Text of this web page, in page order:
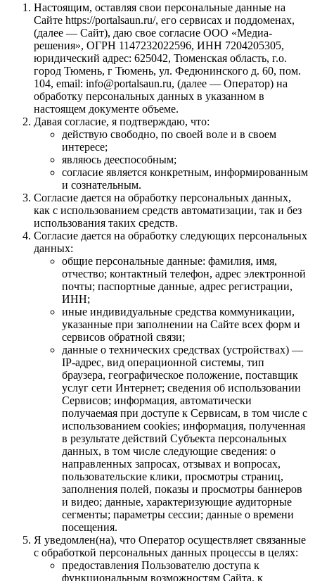
Настоящим, оставляя свои персональные данные на
Сайте https://portalsaun.ru/, его сервисах и поддоменах,
(далее — Сайт), даю свое согласие ООО «Медиа-
решения», ОГРН 1147232022596, ИНН 7204205305,
юридический адрес: 625042, Тюменская область, г.о.
город Тюмень, г Тюмень, ул. Федюнинского д. 60, пом.
104, email: info@portalsaun.ru, (далее — Оператор) на
обработку персональных данных в указанном в
настоящем документе объеме.
Давая согласие, я подтверждаю, что:
действую свободно, по своей воле и в своем
интересе;
являюсь дееспособным;
согласие является конкретным, информированным
и сознательным.
Согласие дается на обработку персональных данных,
как с использованием средств автоматизации, так и без
использования таких средств.
Согласие дается на обработку следующих персональных
данных:
общие персональные данные: фамилия, имя,
отчество; контактный телефон, адрес электронной
почты; паспортные данные, адрес регистрации,
ИНН;
иные индивидуальные средства коммуникации,
указанные при заполнении на Сайте всех форм и
сервисов обратной связи;
данные о технических средствах (устройствах) —
IP-адрес, вид операционной системы, тип
браузера, географическое положение, поставщик
услуг сети Интернет; сведения об использовании
Сервисов; информация, автоматически
получаемая при доступе к Сервисам, в том числе с
использованием cookies; информация, полученная
в результате действий Субъекта персональных
данных, в том числе следующие сведения: о
направленных запросах, отзывах и вопросах,
пользовательские клики, просмотры страниц,
заполнения полей, показы и просмотры баннеров
и видео; данные, характеризующие аудиторные
сегменты; параметры сессии; данные о времени
посещения.
Я уведомлен(на), что Оператор осуществляет связанные
с обработкой персональных данных процессы в целях:
предоставления Пользователю доступа к
функциональным возможностям Сайта, к